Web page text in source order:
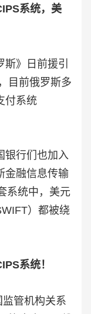
系统，美
》日前援引
目前俄罗斯多
付系统
银行们也加入
融信息传输
系统中，美元
）都被绕
系统！
管机构关系